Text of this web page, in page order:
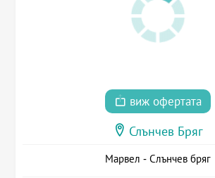
виж офертата
Слънчев Бряг
Марвел - Слънчев бряг